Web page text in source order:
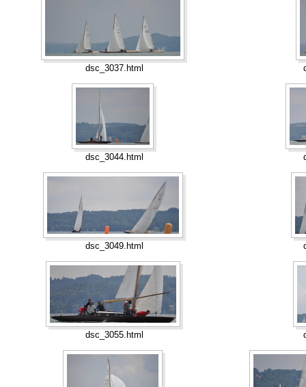
dsc_3037.html
dsc_3044.html
dsc_3049.html
dsc_3055.html